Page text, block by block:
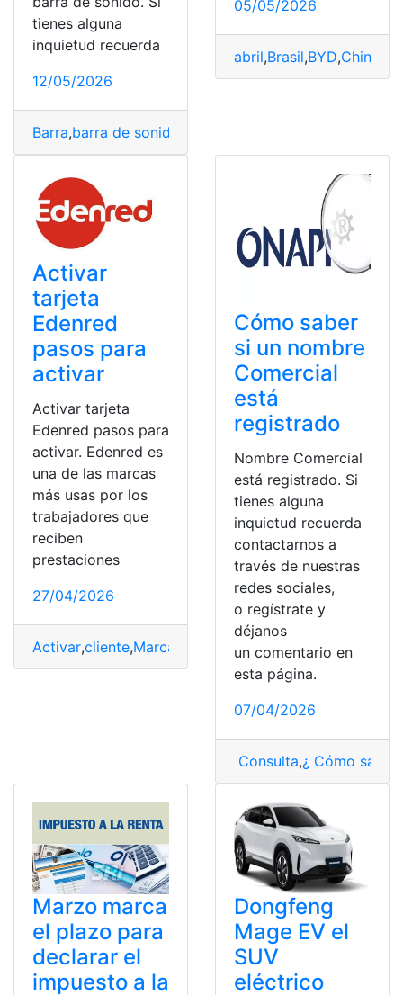
tienes alguna
inquietud recuerda
12/05/2026
Barra,barra de sonido
05/05/2026
abril,Brasil,BYD,China
Activar
tarjeta
Edenred
pasos para
activar
Activar tarjeta
Edenred pasos para
activar. Edenred es
una de las marcas
más usas por los
trabajadores que
reciben
prestaciones
27/04/2026
Activar,cliente,Marca Tarjeta
Cómo saber
si un nombre
Comercial
está
registrado
Nombre Comercial
está registrado. Si
tienes alguna
inquietud recuerda
contactarnos a
través de nuestras
redes sociales,
o regístrate y
déjanos
un comentario en
esta página.
07/04/2026
Consulta,¿ Cómo
Marzo marca
el plazo para
declarar el
impuesto a la
Dongfeng
Mage EV el
SUV
eléctrico